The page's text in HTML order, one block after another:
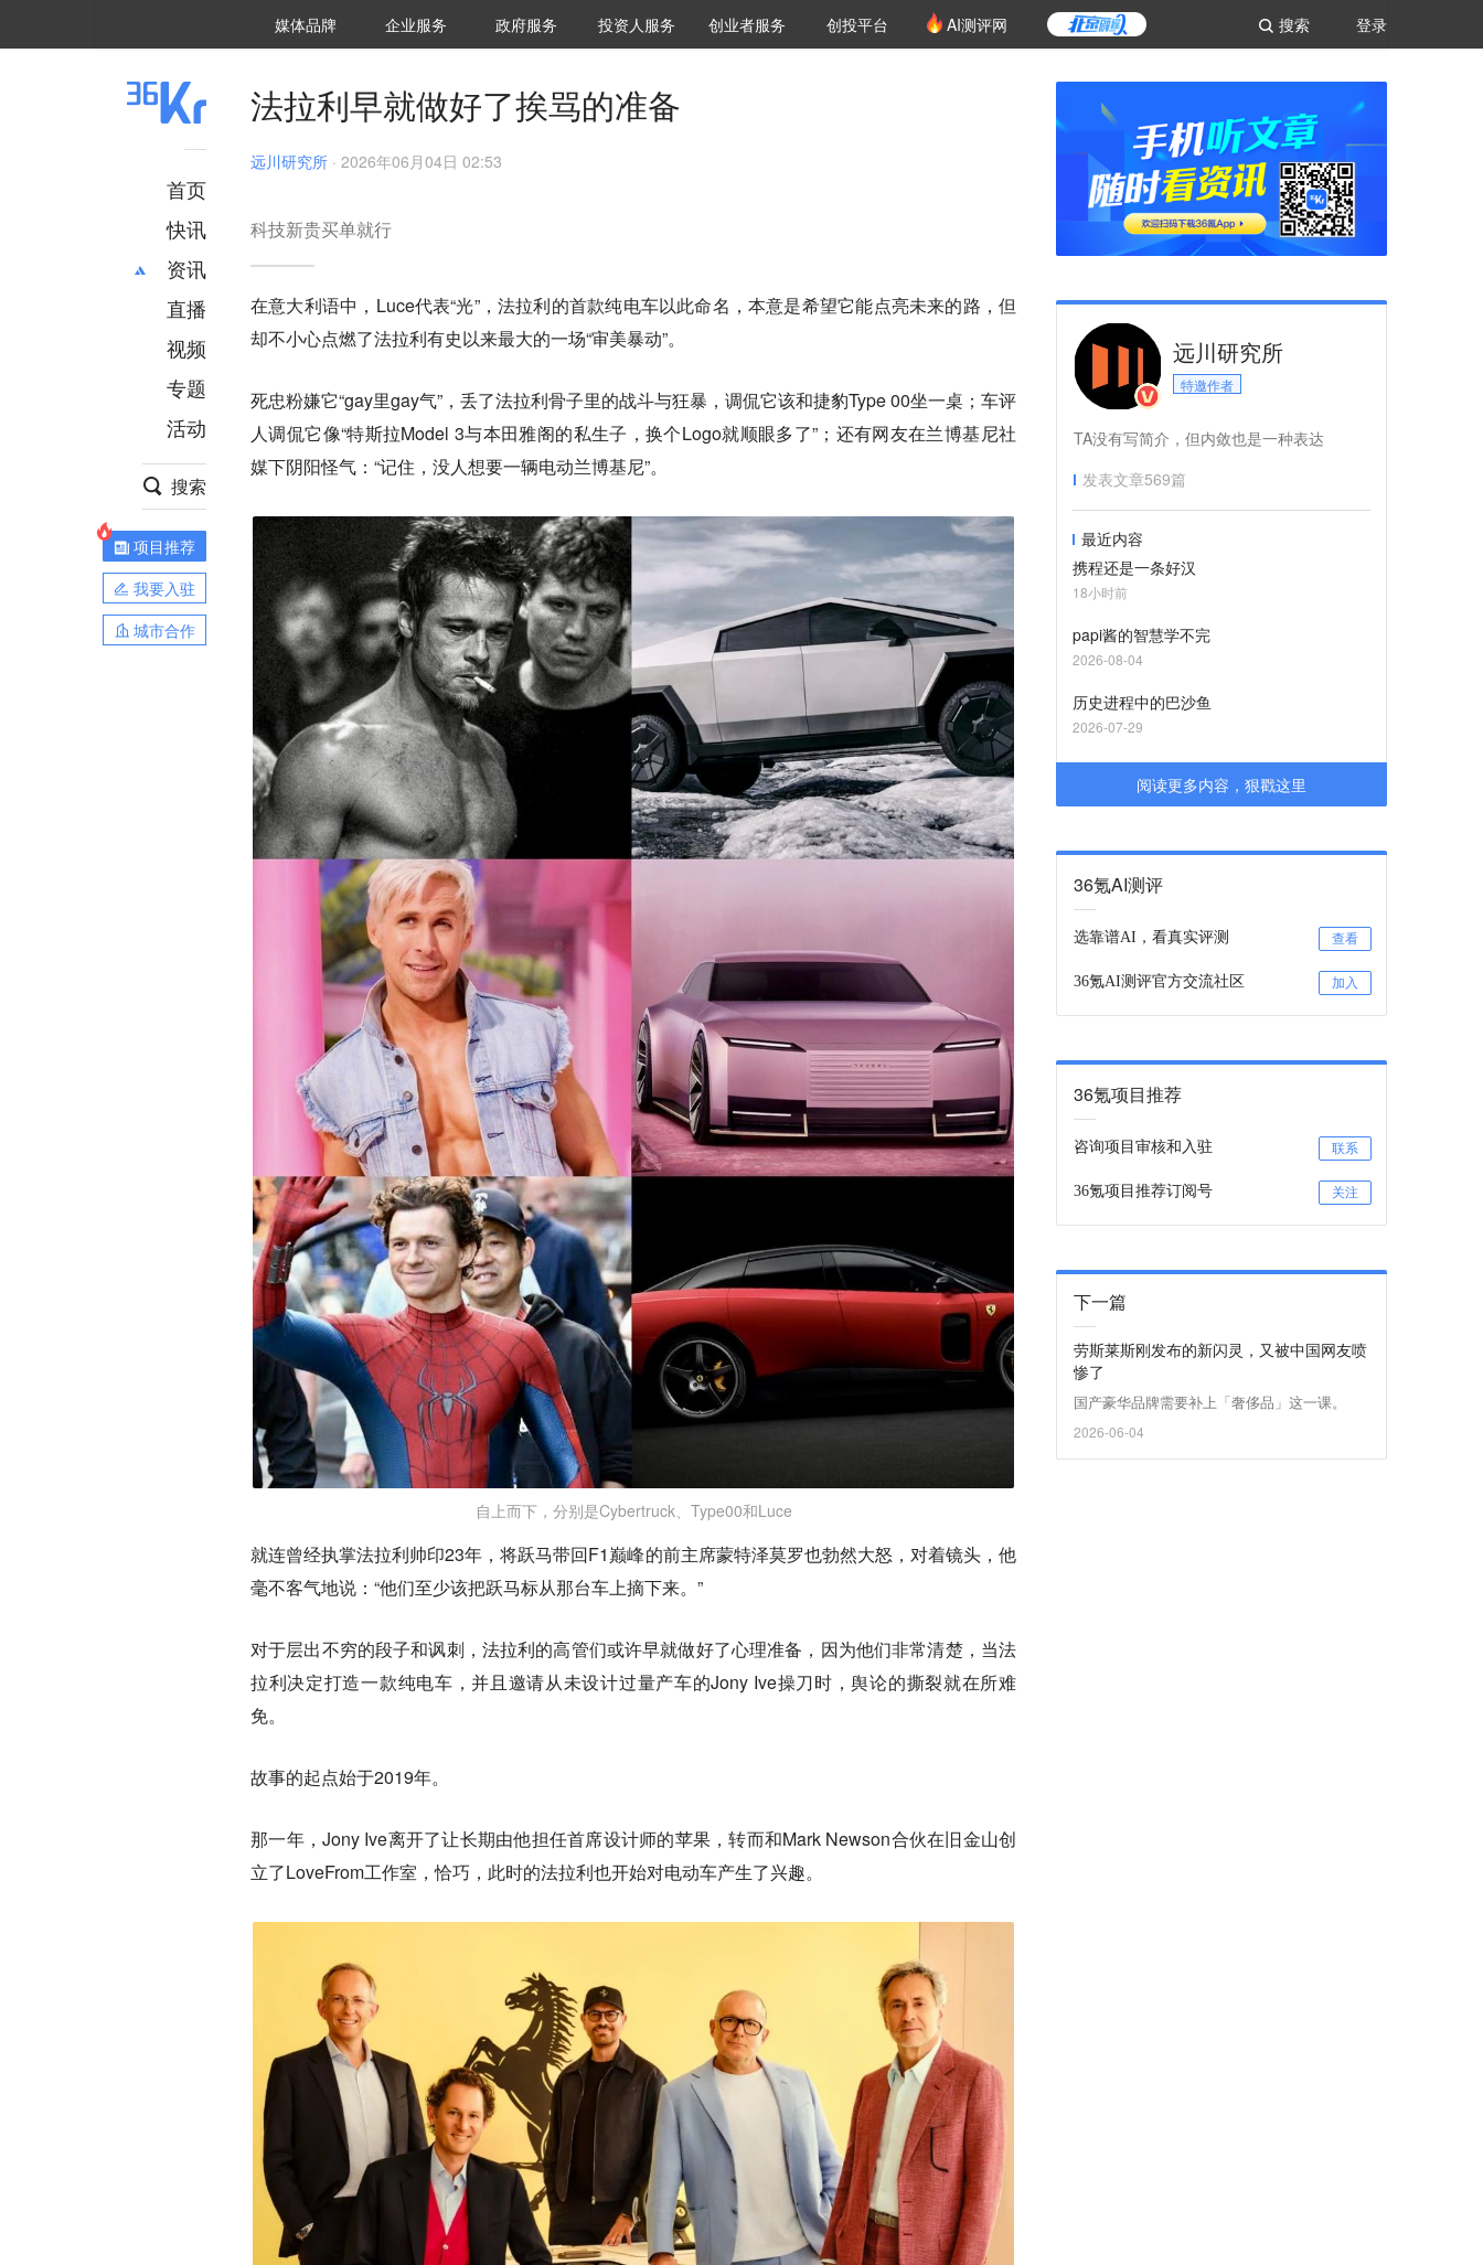
登录
搜索
媒体品牌 36Kr研究院
企业服务 城市之窗
政府服务 VClub投资机构库
投资机构职位推介
投资人服务 创投氪堂
创业者服务 创投平台 AI测评网
首页
快讯
资讯
推荐
财经
项目推荐
安徽
直播
视频
专题
活动
搜索
项目推荐
我要入驻
城市合作
法拉利早就做好了挨骂的准备
远川研究所 · 2026年06月04日 02:53
科技新贵买单就行
在意大利语中，Luce代表“光”，法拉利的首款纯电车以此命名，本意是希望它能点亮未来的路，但
却不小心点燃了法拉利有史以来最大的一场“审美暴动”。
死忠粉嫌它“gay里gay气”，丢了法拉利骨子里的战斗与狂暴，调侃它该和捷豹Type 00坐一桌；车评
人调侃它像“特斯拉Model 3与本田雅阁的私生子，换个Logo就顺眼多了”；还有网友在兰博基尼社
媒下阴阳怪气：“记住，没人想要一辆电动兰博基尼”。
自上而下，分别是Cybertruck、Type00和Luce
就连曾经执掌法拉利帅印23年，将跃马带回F1巅峰的前主席蒙特泽莫罗也勃然大怒，对着镜头，他
毫不客气地说：“他们至少该把跃马标从那台车上摘下来。”
对于层出不穷的段子和讽刺，法拉利的高管们或许早就做好了心理准备，因为他们非常清楚，当法
拉利决定打造一款纯电车，并且邀请从未设计过量产车的Jony Ive操刀时，舆论的撕裂就在所难
免。
故事的起点始于2019年。
那一年，Jony Ive离开了让长期由他担任首席设计师的苹果，转而和Mark Newson合伙在旧金山创
立了LoveFrom工作室，恰巧，此时的法拉利也开始对电动车产生了兴趣。
远川研究所
特邀作者
TA没有写简介，但内敛也是一种表达
发表文章569篇
最近内容
携程还是一条好汉
18小时前
papi酱的智慧学不完
2026-08-04
历史进程中的巴沙鱼
2026-07-29
阅读更多内容，狠戳这里
36氪AI测评
选靠谱AI，看真实评测 查看
36氪AI测评官方交流社区 加入
36氪项目推荐
咨询项目审核和入驻 联系
36氪项目推荐订阅号 关注
下一篇
劳斯莱斯刚发布的新闪灵，又被中国网友喷
惨了
国产豪华品牌需要补上「奢侈品」这一课。
2026-06-04